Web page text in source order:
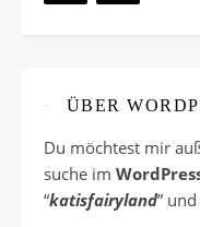
ÜBER
Du möchtest mir
suche im
“katisfairyland”